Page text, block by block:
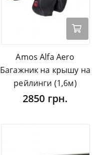
Amos Alfa Aero
Багажник на крышу на
рейлинги (1,6м)
2850 грн.